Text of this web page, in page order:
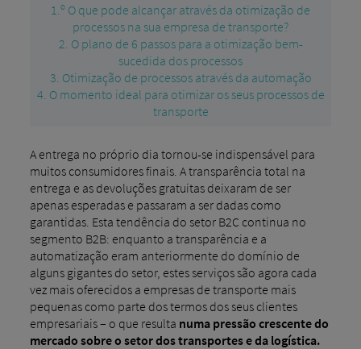
1.º O que pode alcançar através da otimização de
processos na sua empresa de transporte?
2. O plano de 6 passos para a otimização bem-
sucedida dos processos
3. Otimização de processos através da automação
4. O momento ideal para otimizar os seus processos de
transporte
A entrega no próprio dia tornou-se indispensável para
muitos consumidores finais. A transparência total na
entrega e as devoluções gratuitas deixaram de ser
apenas esperadas e passaram a ser dadas como
garantidas. Esta tendência do setor B2C continua no
segmento B2B: enquanto a transparência e a
automatização eram anteriormente do domínio de
alguns gigantes do setor, estes serviços são agora cada
vez mais oferecidos a empresas de transporte mais
pequenas como parte dos termos dos seus clientes
empresariais – o que resulta numa pressão crescente do
mercado sobre o setor dos transportes e da logística.